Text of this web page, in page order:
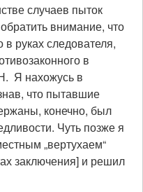
случаев пыток
внимание, что
руках следователя,
в
Я нахожусь в
что пытавшие
конечно, был
Чуть позже я
„вертухаем“
заключения] и решил